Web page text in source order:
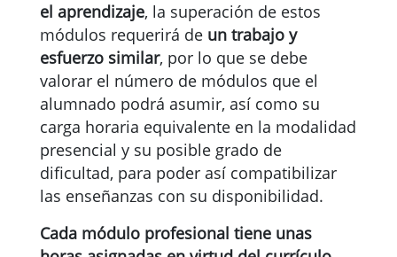
el aprendizaje, la superación de estos
módulos requerirá de un trabajo y
esfuerzo similar, por lo que se debe
valorar el número de módulos que el
alumnado podrá asumir, así como su
carga horaria equivalente en la modalidad
presencial y su posible grado de
dificultad, para poder así compatibilizar
las enseñanzas con su disponibilidad.
Cada módulo profesional tiene unas